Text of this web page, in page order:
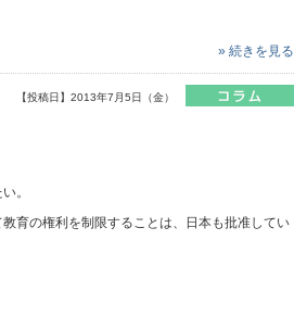
» 続きを見る
【投稿日】2013年7月5日（金）
。
育の権利を制限することは、日本も批准してい